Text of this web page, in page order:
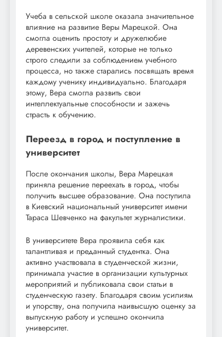
Учеба в сельской школе оказала значительное
влияние на развитие Веры Марецкой. Она
смогла оценить простоту и дружелюбие
деревенских учителей, которые не только
строго следили за соблюдением учебного
процесса, но также старались посвящать время
каждому ученику индивидуально. Благодаря
этому, Вера смогла развить свои
интеллектуальные способности и зажечь
страсть к обучению.
Переезд в город и поступление в
университет
После окончания школы, Вера Марецкая
приняла решение переехать в город, чтобы
получить высшее образование. Она поступила
в Киевский национальный университет имени
Тараса Шевченко на факультет журналистики.
В университете Вера проявила себя как
талантливая и преданный студентка. Она
активно участвовала в студенческой жизни,
принимала участие в организации культурных
мероприятий и публиковала свои статьи в
студенческую газету. Благодаря своим усилиям
и упорству, она получила наивысшую оценку за
выпускную работу и успешно окончила
университет.